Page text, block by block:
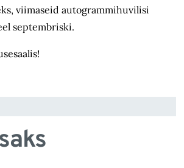
viimaseid autogrammihuvilisi
septembriski.